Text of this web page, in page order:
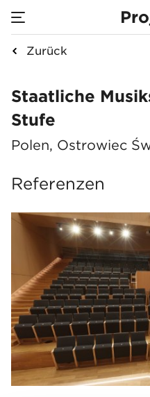
Zurück
Staatliche
Stufe
Polen, Ostrowiec
Referenzen